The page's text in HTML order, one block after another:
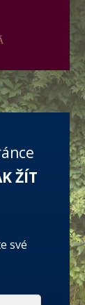
ŽÍT
své